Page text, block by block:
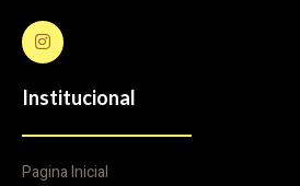
Institucional
Pagina Inicial